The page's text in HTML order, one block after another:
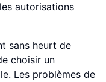
autorisations
sans heurt de
choisir un
Les problèmes de